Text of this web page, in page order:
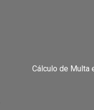
Cálculo de Multa